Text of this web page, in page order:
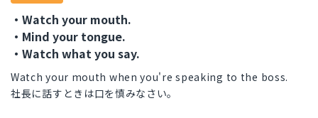
・Watch your mouth.
・Mind your tongue.
・Watch what you say.
Watch your mouth when you're speaking to the boss.
社長に話すときは口を慎みなさい。